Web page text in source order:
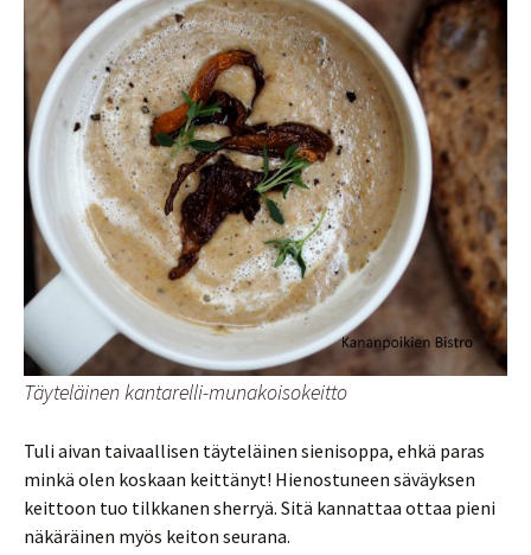
Täyteläinen kantarelli-munakoisokeitto
Tuli aivan taivaallisen täyteläinen sienisoppa, ehkä paras
minkä olen koskaan keittänyt! Hienostuneen säväyksen
keittoon tuo tilkkanen sherryä. Sitä kannattaa ottaa pieni
näkäräinen myös keiton seurana.